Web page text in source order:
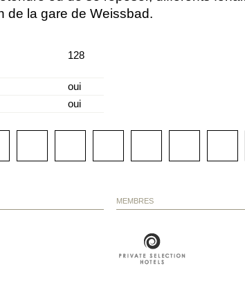
de la gare de Weissbad.
128
oui
oui
MEMBRES